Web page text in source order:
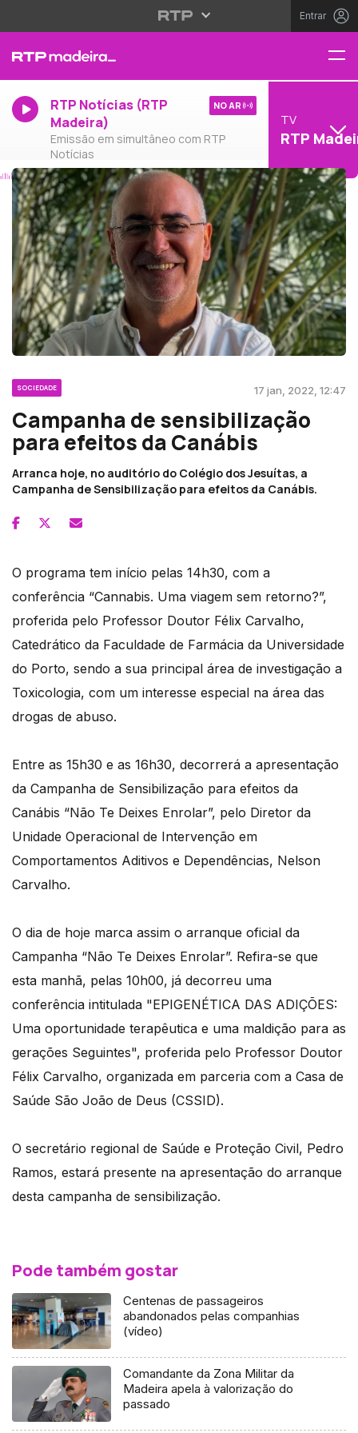
Entrar
RTP Notícias (RTP
Madeira)
Emissão em simultâneo com RTP
Notícias
NO AR
TV
RTP
SOCIEDADE 17 jan, 2022, 12:47
Campanha de sensibilização
para efeitos da Canábis
Arranca hoje, no auditório do Colégio dos Jesuítas, a
Campanha de Sensibilização para efeitos da Canábis.
O programa tem início pelas 14h30, com a
conferência “Cannabis. Uma viagem sem retorno?”,
proferida pelo Professor Doutor Félix Carvalho,
Catedrático da Faculdade de Farmácia da Universidade
do Porto, sendo a sua principal área de investigação a
Toxicologia, com um interesse especial na área das
drogas de abuso.
Entre as 15h30 e as 16h30, decorrerá a apresentação
da Campanha de Sensibilização para efeitos da
Canábis “Não Te Deixes Enrolar”, pelo Diretor da
Unidade Operacional de Intervenção em
Comportamentos Aditivos e Dependências, Nelson
Carvalho.
O dia de hoje marca assim o arranque oficial da
Campanha “Não Te Deixes Enrolar”. Refira-se que
esta manhã, pelas 10h00, já decorreu uma
conferência intitulada "EPIGENÉTICA DAS ADIÇÕES:
Uma oportunidade terapêutica e uma maldição para as
gerações Seguintes", proferida pelo Professor Doutor
Félix Carvalho, organizada em parceria com a Casa de
Saúde São João de Deus (CSSID).
O secretário regional de Saúde e Proteção Civil, Pedro
Ramos, estará presente na apresentação do arranque
desta campanha de sensibilização.
Pode também gostar
Centenas de passageiros
abandonados pelas companhias
(vídeo)
Comandante da Zona Militar da
Madeira apela à valorização do
passado